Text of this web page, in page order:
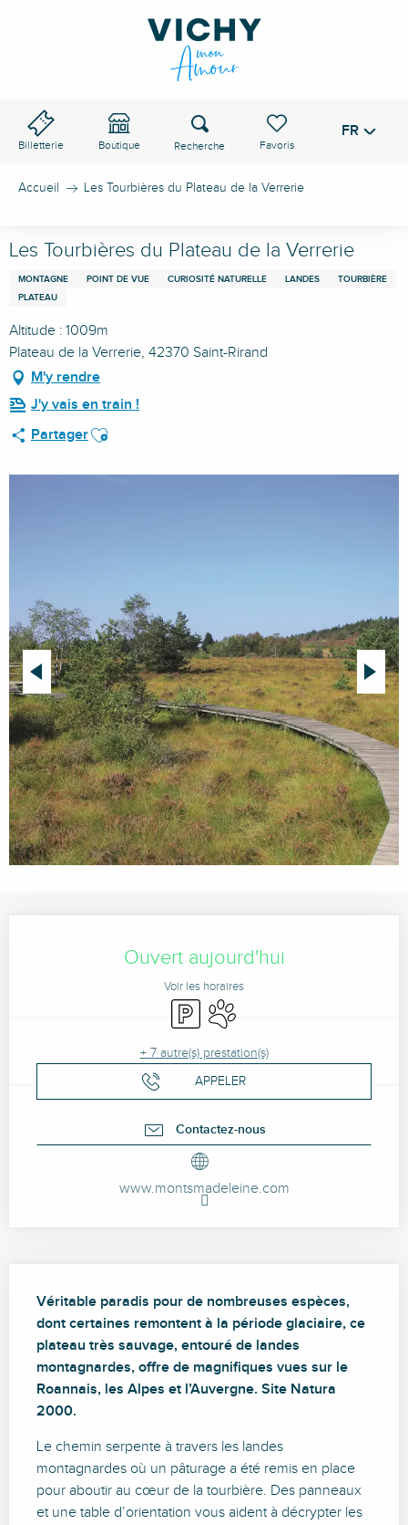
Billetterie Boutique
Voir les favoris
Recherche FR
Accueil Les Tourbières du Plateau de la Verrerie
Les Tourbières du Plateau de la Verrerie
MONTAGNE POINT DE VUE CURIOSITÉ NATURELLE LANDES
TOURBIÈRE
PLATEAU
Altitude : 1009m
Plateau de la Verrerie, 42370 Saint-Rirand
M'y rendre
J'y vais en train !
PartagerAjouter aux favoris
Ouvert aujourd'hui
Voir les horaires
ParkingAnimaux acceptés
+ 7 autre(s) prestation(s)
APPELER
Contactez-nous
www.montsmadeleine.com
Véritable paradis pour de nombreuses espèces,
dont certaines remontent à la période glaciaire, ce
plateau très sauvage, entouré de landes
montagnardes, offre de magnifiques vues sur le
Roannais, les Alpes et l’Auvergne. Site Natura
2000.
Le chemin serpente à travers les landes
montagnardes où un pâturage a été remis en place
pour aboutir au cœur de la tourbière. Des panneaux
et une table d’orientation vous aident à décrypter les